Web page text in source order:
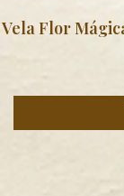
Vela Flor